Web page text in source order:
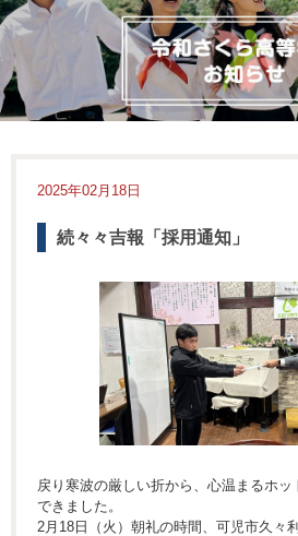
2025年02月18日
続々々吉報「採用通知」
戻り寒波の厳しい折から、心温まるホッ
できました。
2月18日（火）朝礼の時間、可児市久々